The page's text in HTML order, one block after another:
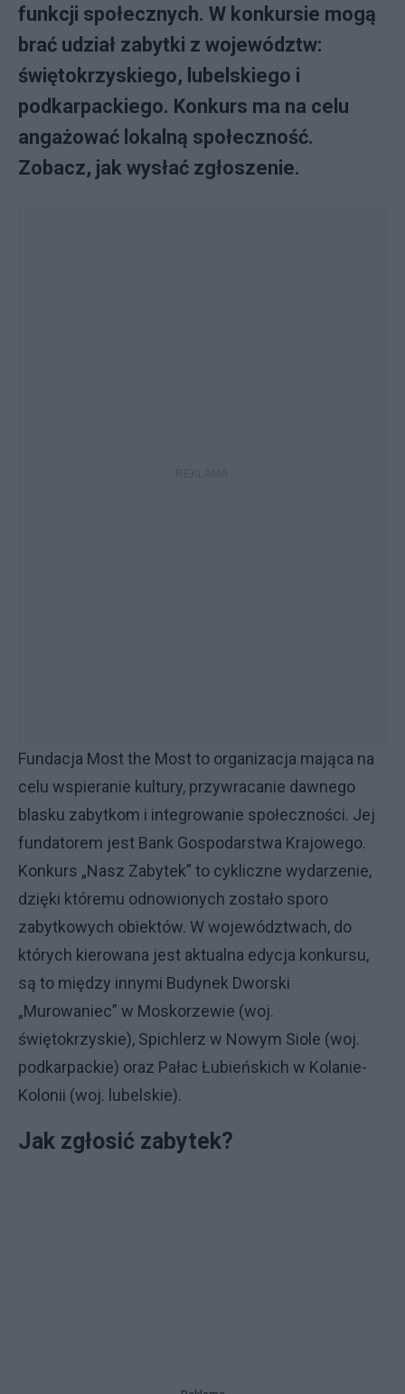
funkcji społecznych. W konkursie mogą
brać udział zabytki z województw:
świętokrzyskiego, lubelskiego i
podkarpackiego. Konkurs ma na celu
angażować lokalną społeczność.
Zobacz, jak wysłać zgłoszenie.
Fundacja Most the Most to organizacja mająca na
celu wspieranie kultury, przywracanie dawnego
blasku zabytkom i integrowanie społeczności. Jej
fundatorem jest Bank Gospodarstwa Krajowego.
Konkurs „Nasz Zabytek” to cykliczne wydarzenie,
dzięki któremu odnowionych zostało sporo
zabytkowych obiektów. W województwach, do
których kierowana jest aktualna edycja konkursu,
są to między innymi Budynek Dworski
„Murowaniec” w Moskorzewie (woj.
świętokrzyskie), Spichlerz w Nowym Siole (woj.
podkarpackie) oraz Pałac Łubieńskich w Kolanie-
Kolonii (woj. lubelskie).
Jak zgłosić zabytek?